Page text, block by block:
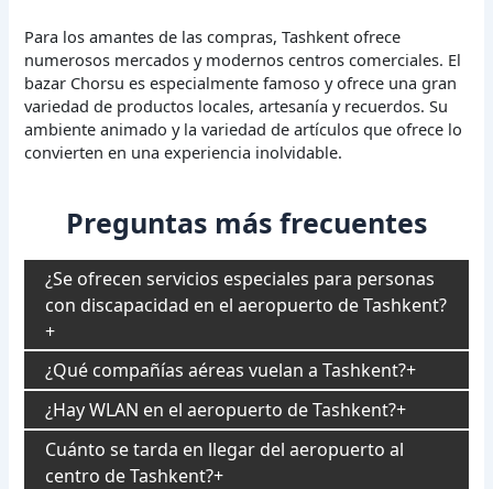
Para los amantes de las compras, Tashkent ofrece
numerosos mercados y modernos centros comerciales. El
bazar Chorsu es especialmente famoso y ofrece una gran
variedad de productos locales, artesanía y recuerdos. Su
ambiente animado y la variedad de artículos que ofrece lo
convierten en una experiencia inolvidable.
Preguntas más frecuentes
¿Se ofrecen servicios especiales para personas
con discapacidad en el aeropuerto de Tashkent?
¿Qué compañías aéreas vuelan a Tashkent?
¿Hay WLAN en el aeropuerto de Tashkent?
Cuánto se tarda en llegar del aeropuerto al
centro de Tashkent?